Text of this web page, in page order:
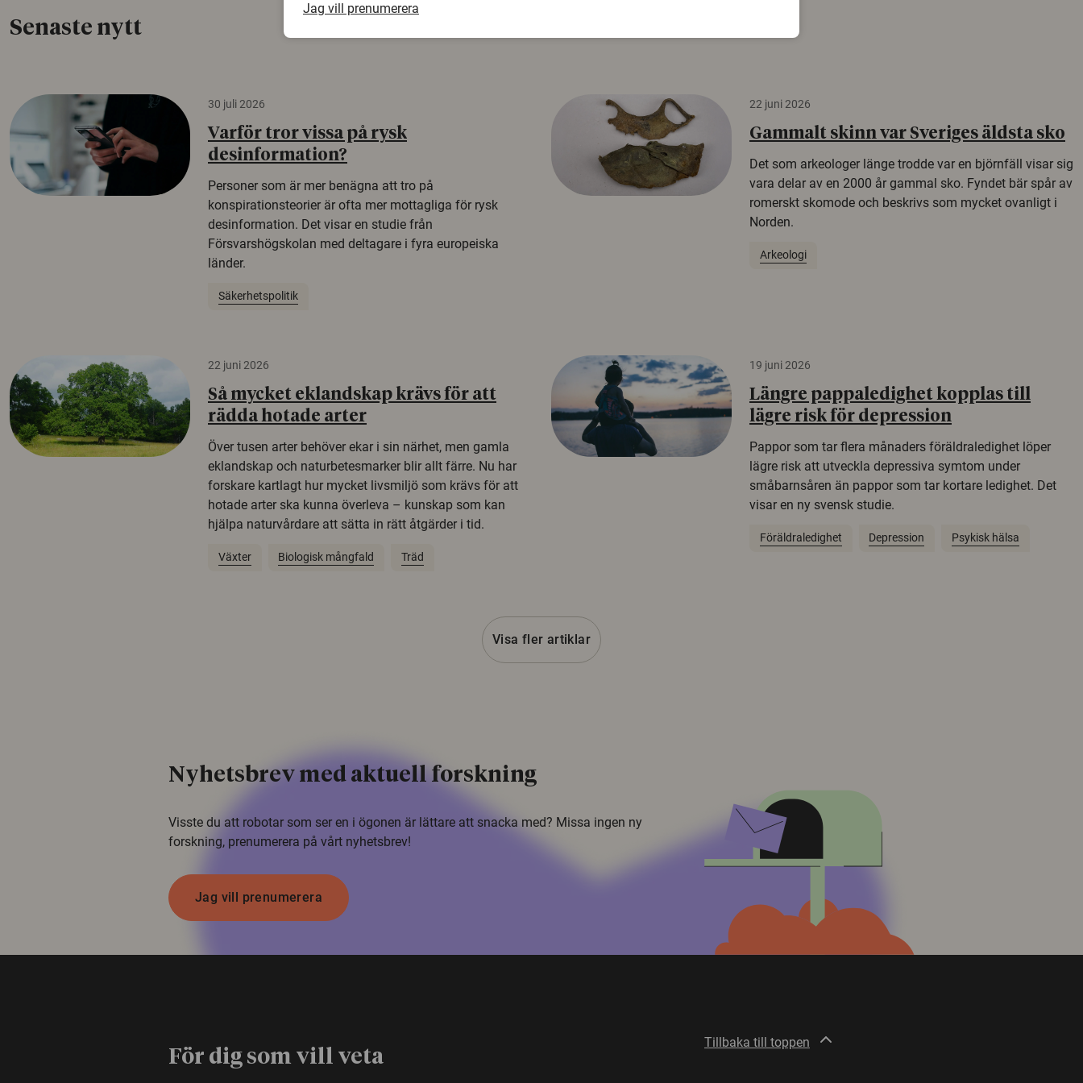
Senaste nytt
30 juli 2026
Varför tror vissa på rysk
desinformation?
Personer som är mer benägna att tro på
konspirationsteorier är ofta mer mottagliga för rysk
desinformation. Det visar en studie från
Försvarshögskolan med deltagare i fyra europeiska
länder.
Säkerhetspolitik
22 juni 2026
Gammalt skinn var Sveriges äldsta sko
Det som arkeologer länge trodde var en björnfäll visar sig
vara delar av en 2000 år gammal sko. Fyndet bär spår av
romerskt skomode och beskrivs som mycket ovanligt i
Norden.
Arkeologi
22 juni 2026
Så mycket eklandskap krävs för att
rädda hotade arter
Över tusen arter behöver ekar i sin närhet, men gamla
eklandskap och naturbetesmarker blir allt färre. Nu har
forskare kartlagt hur mycket livsmiljö som krävs för att
hotade arter ska kunna överleva – kunskap som kan
hjälpa naturvårdare att sätta in rätt åtgärder i tid.
Växter Biologisk mångfald Träd
19 juni 2026
Längre pappaledighet kopplas till
lägre risk för depression
Pappor som tar flera månaders föräldraledighet löper
lägre risk att utveckla depressiva symtom under
småbarnsåren än pappor som tar kortare ledighet. Det
visar en ny svensk studie.
Föräldraledighet Depression Psykisk hälsa
Visa fler artiklar
Nyhetsbrev med aktuell forskning
Visste du att robotar som ser en i ögonen är lättare att snacka med? Missa ingen ny
forskning, prenumerera på vårt nyhetsbrev!
Jag vill prenumerera
För dig som vill veta
Tillbaka till toppen
Jag vill prenumerera